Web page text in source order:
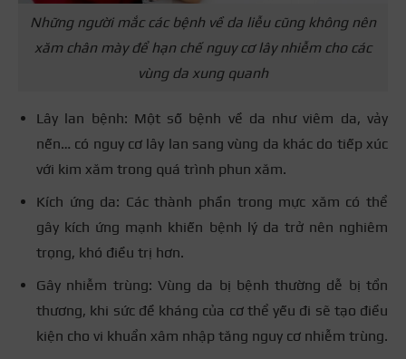
Những người mắc các bệnh về da liễu cũng không nên
xăm chân mày để hạn chế nguy cơ lây nhiễm cho các
vùng da xung quanh
Lây lan bệnh: Một số bệnh về da như viêm da, vảy
nến… có nguy cơ lây lan sang vùng da khác do tiếp xúc
với kim xăm trong quá trình phun xăm.
Kích ứng da: Các thành phần trong mực xăm có thể
gây kích ứng mạnh khiến bệnh lý da trở nên nghiêm
trọng, khó điều trị hơn.
Gây nhiễm trùng: Vùng da bị bệnh thường dễ bị tổn
thương, khi sức đề kháng của cơ thể yếu đi sẽ tạo điều
kiện cho vi khuẩn xâm nhập tăng nguy cơ nhiễm trùng.